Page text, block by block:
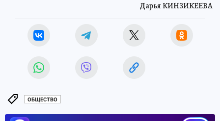
Дарья КИНЗИКЕЕВА
ОБЩЕСТВО